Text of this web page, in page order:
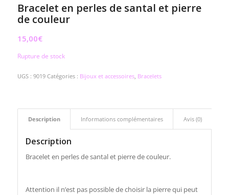
Bracelet en perles de santal et pierre
de couleur
15,00€
Rupture de stock
UGS : 9019 Catégories : Bijoux et accessoires, Bracelets
Description Informations complémentaires Avis (0)
Description
Bracelet en perles de santal et pierre de couleur.
Attention il n’est pas possible de choisir la pierre qui peut